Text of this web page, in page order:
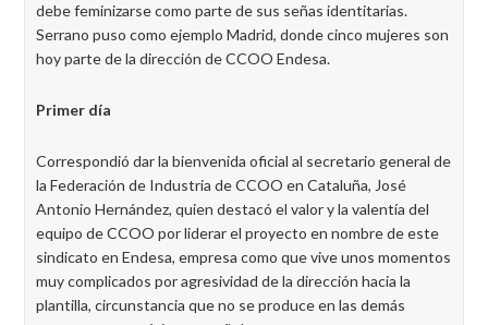
debe feminizarse como parte de sus señas identitarias.
Serrano puso como ejemplo Madrid, donde cinco mujeres son
hoy parte de la dirección de CCOO Endesa.
Primer día
Correspondió dar la bienvenida oficial al secretario general de
la Federación de Industria de CCOO en Cataluña, José
Antonio Hernández, quien destacó el valor y la valentía del
equipo de CCOO por liderar el proyecto en nombre de este
sindicato en Endesa, empresa como que vive unos momentos
muy complicados por agresividad de la dirección hacia la
plantilla, circunstancia que no se produce en las demás